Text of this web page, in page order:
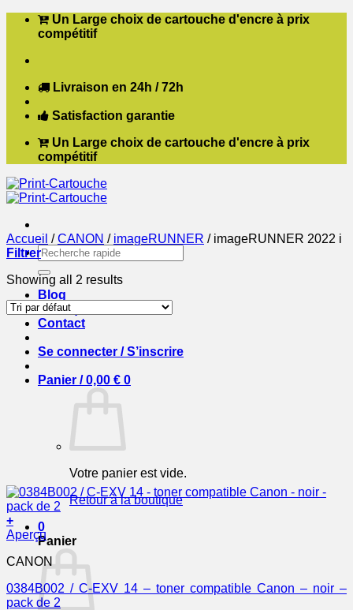
Passer Un Large choix de cartouche d'encre à prix
compétitif
Livraison en 24h / 72h
Satisfaction garantie
Un Large choix de cartouche d'encre à prix
compétitif
Recherche
pour :
Blog
Boutique
Contact
Se connecter / S’inscrire
Panier /0,00 € 0
Votre panier est vide.
Retour à la boutique
0
Panier
Accueil / CANON / imageRUNNER /imageRUNNER 2022 i
Filtrer
Showing all 2 results
+
Aperçu
CANON
0384B002 / C-EXV 14 – toner compatible Canon – noir –
pack de 2